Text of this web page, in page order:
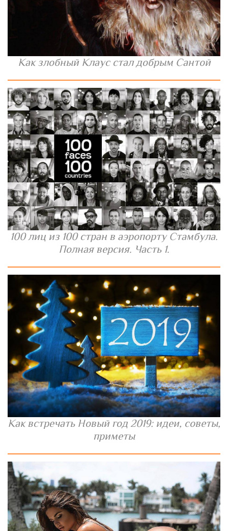
Как злобный Клаус стал добрым Сантой
100 лиц из 100 стран в аэропорту Стамбула.
Полная версия. Часть 1.
Как встречать Новый год 2019: идеи, советы,
приметы